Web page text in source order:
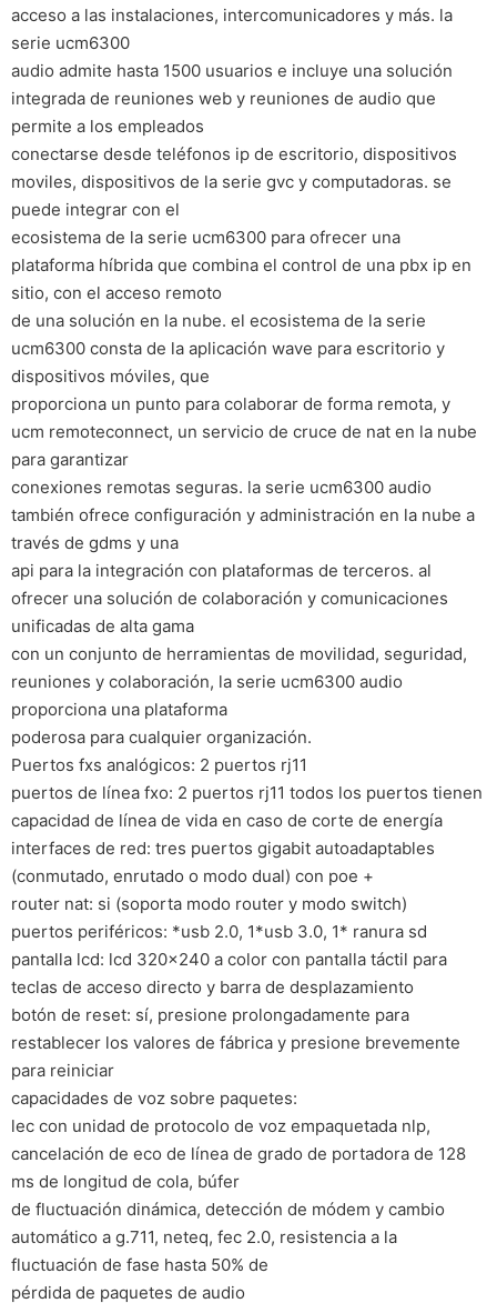
acceso a las instalaciones, intercomunicadores y más. la
serie ucm6300
audio admite hasta 1500 usuarios e incluye una solución
integrada de reuniones web y reuniones de audio que
permite a los empleados
conectarse desde teléfonos ip de escritorio, dispositivos
moviles, dispositivos de la serie gvc y computadoras. se
puede integrar con el
ecosistema de la serie ucm6300 para ofrecer una
plataforma híbrida que combina el control de una pbx ip en
sitio, con el acceso remoto
de una solución en la nube. el ecosistema de la serie
ucm6300 consta de la aplicación wave para escritorio y
dispositivos móviles, que
proporciona un punto para colaborar de forma remota, y
ucm remoteconnect, un servicio de cruce de nat en la nube
para garantizar
conexiones remotas seguras. la serie ucm6300 audio
también ofrece configuración y administración en la nube a
través de gdms y una
api para la integración con plataformas de terceros. al
ofrecer una solución de colaboración y comunicaciones
unificadas de alta gama
con un conjunto de herramientas de movilidad, seguridad,
reuniones y colaboración, la serie ucm6300 audio
proporciona una plataforma
poderosa para cualquier organización.
Puertos fxs analógicos: 2 puertos rj11
puertos de línea fxo: 2 puertos rj11 todos los puertos tienen
capacidad de línea de vida en caso de corte de energía
interfaces de red: tres puertos gigabit autoadaptables
(conmutado, enrutado o modo dual) con poe +
router nat: si (soporta modo router y modo switch)
puertos periféricos: *usb 2.0, 1*usb 3.0, 1* ranura sd
pantalla lcd: lcd 320×240 a color con pantalla táctil para
teclas de acceso directo y barra de desplazamiento
botón de reset: sí, presione prolongadamente para
restablecer los valores de fábrica y presione brevemente
para reiniciar
capacidades de voz sobre paquetes:
lec con unidad de protocolo de voz empaquetada nlp,
cancelación de eco de línea de grado de portadora de 128
ms de longitud de cola, búfer
de fluctuación dinámica, detección de módem y cambio
automático a g.711, neteq, fec 2.0, resistencia a la
fluctuación de fase hasta 50% de
pérdida de paquetes de audio